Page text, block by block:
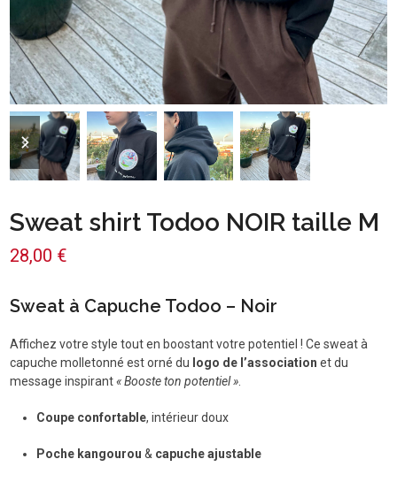
previous
slide
next
slide
Sweat shirt Todoo NOIR taille M
28,00 €
Sweat à Capuche Todoo – Noir
Affichez votre style tout en boostant votre potentiel ! Ce sweat à
capuche molletonné est orné du logo de l’association et du
message inspirant« Booste ton potentiel ».
Coupe confortable, intérieur doux
Poche kangourou & capuche ajustable